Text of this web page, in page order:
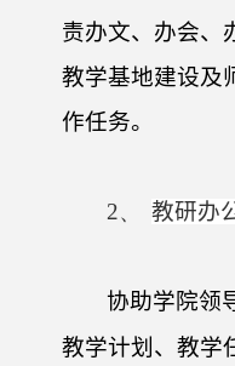
责办文、办会、
教学基地建设及
作任务。
2、 教研办
协助学院领
教学计划、教学